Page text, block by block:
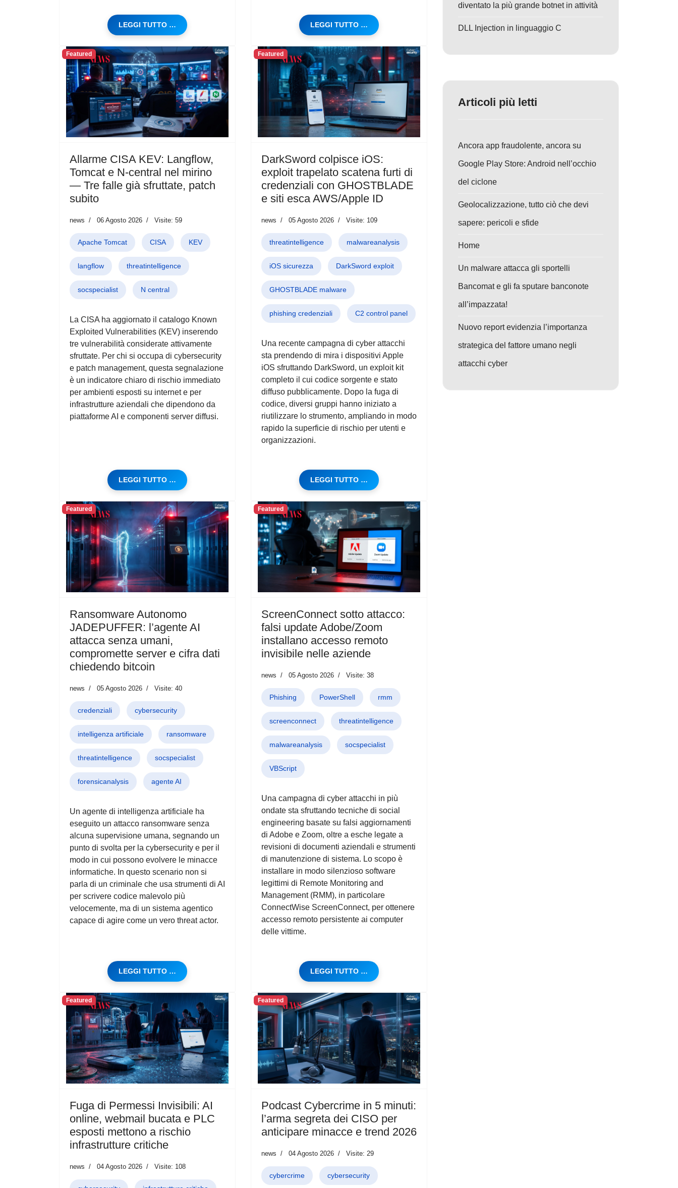
LEGGI TUTTO … LEGGI TUTTO …
Featured
Allarme CISA KEV: Langflow,
Tomcat e N‑central nel mirino
— Tre falle già sfruttate, patch
subito
news 06 Agosto 2026 Visite: 59
Apache Tomcat CISA KEV
langflow threatintelligence
socspecialist N central
La CISA ha aggiornato il catalogo Known
Exploited Vulnerabilities (KEV) inserendo
tre vulnerabilità considerate attivamente
sfruttate. Per chi si occupa di cybersecurity
e patch management, questa segnalazione
è un indicatore chiaro di rischio immediato
per ambienti esposti su internet e per
infrastrutture aziendali che dipendono da
piattaforme AI e componenti server diffusi.
LEGGI TUTTO …
Featured
DarkSword colpisce iOS:
exploit trapelato scatena furti di
credenziali con GHOSTBLADE
e siti esca AWS/Apple ID
news 05 Agosto 2026 Visite: 109
threatintelligence malwareanalysis
iOS sicurezza DarkSword exploit
GHOSTBLADE malware
phishing credenziali C2 control panel
Una recente campagna di cyber attacchi
sta prendendo di mira i dispositivi Apple
iOS sfruttando DarkSword, un exploit kit
completo il cui codice sorgente e stato
diffuso pubblicamente. Dopo la fuga di
codice, diversi gruppi hanno iniziato a
riutilizzare lo strumento, ampliando in modo
rapido la superficie di rischio per utenti e
organizzazioni.
LEGGI TUTTO …
Featured
Ransomware Autonomo
JADEPUFFER: l’agente AI
attacca senza umani,
compromette server e cifra dati
chiedendo bitcoin
news 05 Agosto 2026 Visite: 40
credenziali cybersecurity
intelligenza artificiale ransomware
threatintelligence socspecialist
forensicanalysis agente AI
Un agente di intelligenza artificiale ha
eseguito un attacco ransomware senza
alcuna supervisione umana, segnando un
punto di svolta per la cybersecurity e per il
modo in cui possono evolvere le minacce
informatiche. In questo scenario non si
parla di un criminale che usa strumenti di AI
per scrivere codice malevolo più
velocemente, ma di un sistema agentico
capace di agire come un vero threat actor.
LEGGI TUTTO …
Featured
ScreenConnect sotto attacco:
falsi update Adobe/Zoom
installano accesso remoto
invisibile nelle aziende
news 05 Agosto 2026 Visite: 38
Phishing PowerShell rmm
screenconnect threatintelligence
malwareanalysis socspecialist
VBScript
Una campagna di cyber attacchi in più
ondate sta sfruttando tecniche di social
engineering basate su falsi aggiornamenti
di Adobe e Zoom, oltre a esche legate a
revisioni di documenti aziendali e strumenti
di manutenzione di sistema. Lo scopo è
installare in modo silenzioso software
legittimi di Remote Monitoring and
Management (RMM), in particolare
ConnectWise ScreenConnect, per ottenere
accesso remoto persistente ai computer
delle vittime.
LEGGI TUTTO …
Featured
Fuga di Permessi Invisibili: AI
online, webmail bucata e PLC
esposti mettono a rischio
infrastrutture critiche
news 04 Agosto 2026 Visite: 108
Featured
Podcast Cybercrime in 5 minuti:
l’arma segreta dei CISO per
anticipare minacce e trend 2026
news 04 Agosto 2026 Visite: 29
cybercrime cybersecurity
diventato la più grande botnet in attività
DLL Injection in linguaggio C
Articoli più letti
Ancora app fraudolente, ancora su
Google Play Store: Android nell’occhio
del ciclone
Geolocalizzazione, tutto ciò che devi
sapere: pericoli e sfide
Home
Un malware attacca gli sportelli
Bancomat e gli fa sputare banconote
all’impazzata!
Nuovo report evidenzia l’importanza
strategica del fattore umano negli
attacchi cyber